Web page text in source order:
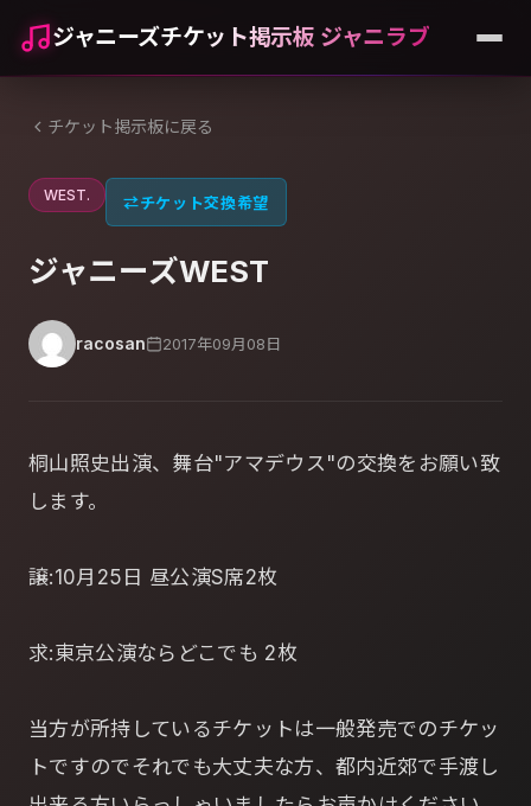
ジャニーズチケット掲示板 ジャニラブ
チケット掲示板に戻る
WEST. ⇄チケット交換希望
ジャニーズWEST
racosan 2017年09月08日
桐山照史出演、舞台"アマデウス"の交換をお願い致
します。
譲:10月25日 昼公演S席2枚
求:東京公演ならどこでも 2枚
当方が所持しているチケットは一般発売でのチケッ
トですのでそれでも大丈夫な方、都内近郊で手渡し